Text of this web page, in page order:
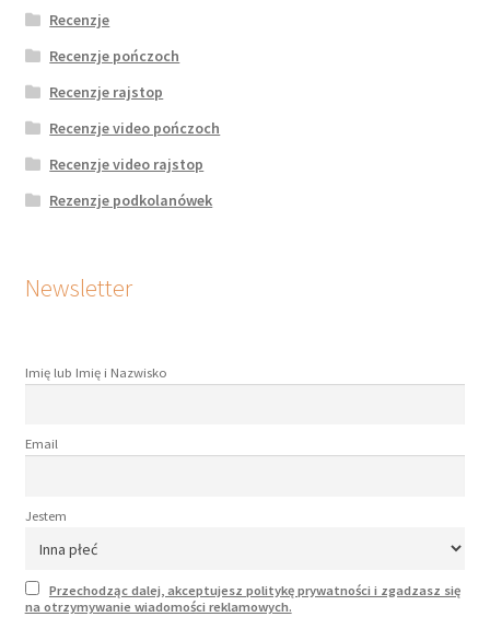
Recenzje
Recenzje pończoch
Recenzje rajstop
Recenzje video pończoch
Recenzje video rajstop
Rezenzje podkolanówek
Newsletter
Imię lub Imię i Nazwisko
Email
Jestem
Przechodząc dalej, akceptujesz politykę prywatności i zgadzasz się
na otrzymywanie wiadomości reklamowych.